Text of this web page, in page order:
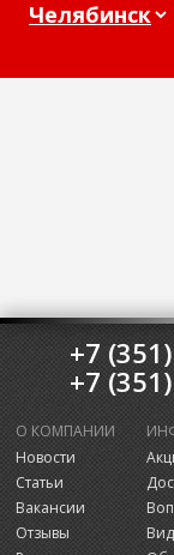
+7
+7
О КОМПАНИИ
Новости
Статьи
Вакансии
Отзывы